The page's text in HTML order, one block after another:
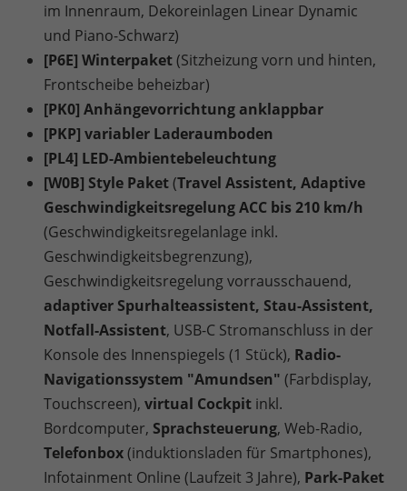
im Innenraum, Dekoreinlagen Linear Dynamic
und Piano-Schwarz)
[P6E] Winterpaket(Sitzheizung vorn und hinten,
Frontscheibe beheizbar)
[PK0] Anhängevorrichtung anklappbar
[PKP] variabler Laderaumboden
[PL4] LED-Ambientebeleuchtung
[W0B] Style Paket(Travel Assistent, Adaptive
Geschwindigkeitsregelung ACC bis 210 km/h
(Geschwindigkeitsregelanlage inkl.
Geschwindigkeitsbegrenzung),
Geschwindigkeitsregelung vorrausschauend,
adaptiver Spurhalteassistent, Stau-Assistent,
Notfall-Assistent, USB-C Stromanschluss in der
Konsole des Innenspiegels (1 Stück), Radio-
Navigationssystem "Amundsen" (Farbdisplay,
Touchscreen), virtual Cockpit inkl.
Bordcomputer, Sprachsteuerung, Web-Radio,
Telefonbox(induktionsladen für Smartphones),
Infotainment Online (Laufzeit 3 Jahre), Park-Paket